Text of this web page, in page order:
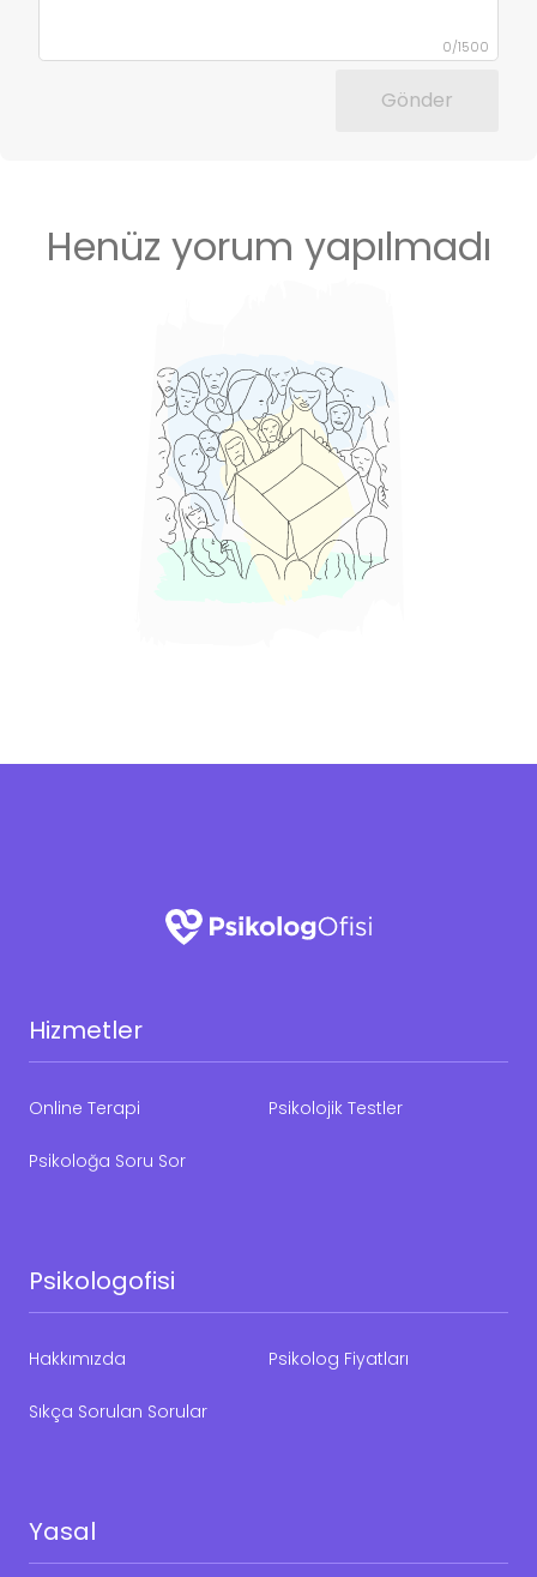
0/1500
Gönder
Henüz yorum yapılmadı
Hizmetler
Online Terapi Psikolojik Testler
Psikoloğa Soru Sor
Psikologofisi
Hakkımızda Psikolog Fiyatları
Sıkça Sorulan Sorular
Yasal